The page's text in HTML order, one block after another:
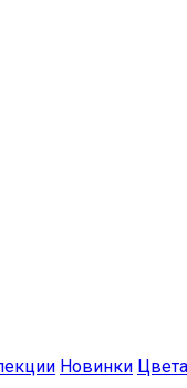
Новинки Цвета